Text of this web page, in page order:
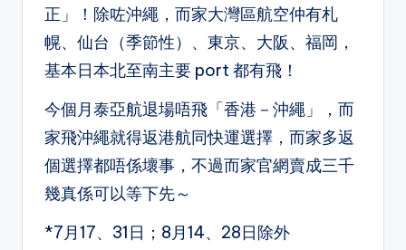
正」！除咗沖繩，而家大灣區航空仲有札
幌、仙台（季節性）、東京、大阪、福岡，
基本日本北至南主要 port 都有飛！
今個月泰亞航退場唔飛「香港－沖繩」，而
家飛沖繩就得返港航同快運選擇，而家多返
個選擇都唔係壞事，不過而家官網賣成三千
幾真係可以等下先～
*7月17、31日；8月14、28日除外